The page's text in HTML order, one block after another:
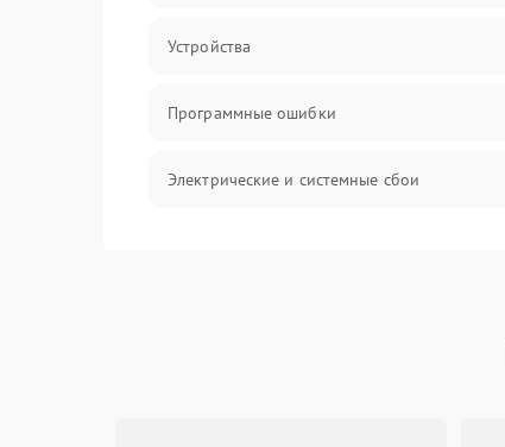
Устройства
Программные ошибки
Электрические и системные сбои